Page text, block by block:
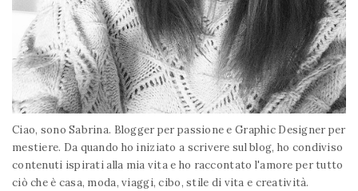
Ciao, sono Sabrina. Blogger per passione e Graphic Designer per
mestiere. Da quando ho iniziato a scrivere sul blog, ho condiviso
contenuti ispirati alla mia vita e ho raccontato l'amore per tutto
ciò che è casa, moda, viaggi, cibo, stile di vita e creatività.